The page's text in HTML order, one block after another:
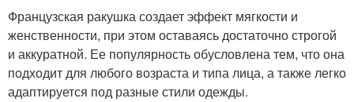
Французская ракушка создает эффект мягкости и
женственности, при этом оставаясь достаточно строгой
и аккуратной. Ее популярность обусловлена тем, что она
подходит для любого возраста и типа лица, а также легко
адаптируется под разные стили одежды.